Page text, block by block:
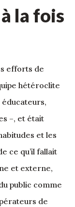
la fois
efforts de
hétéroclite
–, et était
et les
ce qu’il fallait
et externe,
public comme
de